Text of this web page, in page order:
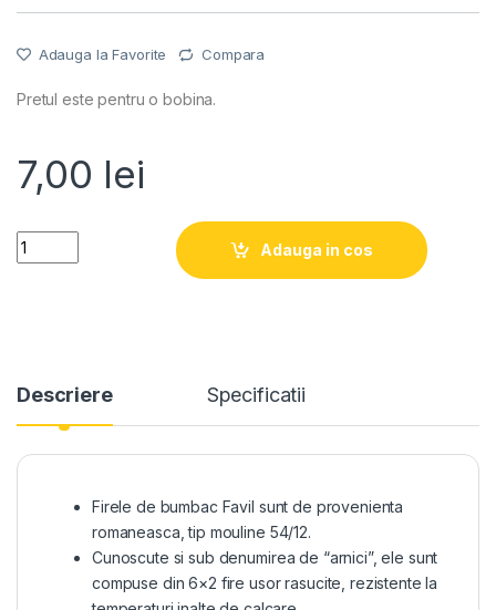
Adauga la Favorite Compara
Pretul este pentru o bobina.
7,00 lei
Quantity
Adauga in cos
Descriere Specificatii
Firele de bumbac Favil sunt de provenienta
romaneasca, tip mouline 54/12.
Cunoscute si sub denumirea de “arnici”, ele sunt
compuse din 6×2 fire usor rasucite, rezistente la